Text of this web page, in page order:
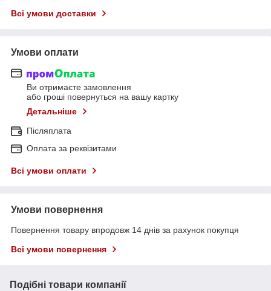
Всі умови доставки
Умови оплати
Ви отримаєте замовлення
або гроші повернуться на вашу картку
Детальніше
Післяплата
Оплата за реквізитами
Всі умови оплати
Умови повернення
Повернення товару впродовж 14 днів за рахунок покупця
Всі умови повернення
Подібні товари компанії